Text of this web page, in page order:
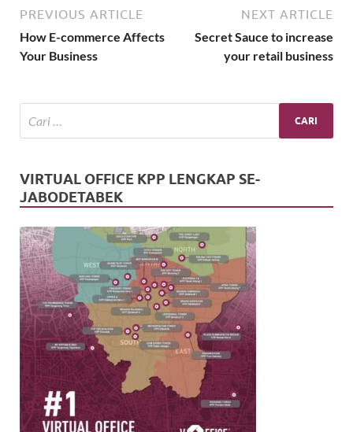
PREVIOUS ARTICLE
How E-commerce Affects
Your Business
NEXT ARTICLE
Secret Sauce to increase
your retail business
VIRTUAL OFFICE KPP LENGKAP SE-
JABODETABEK